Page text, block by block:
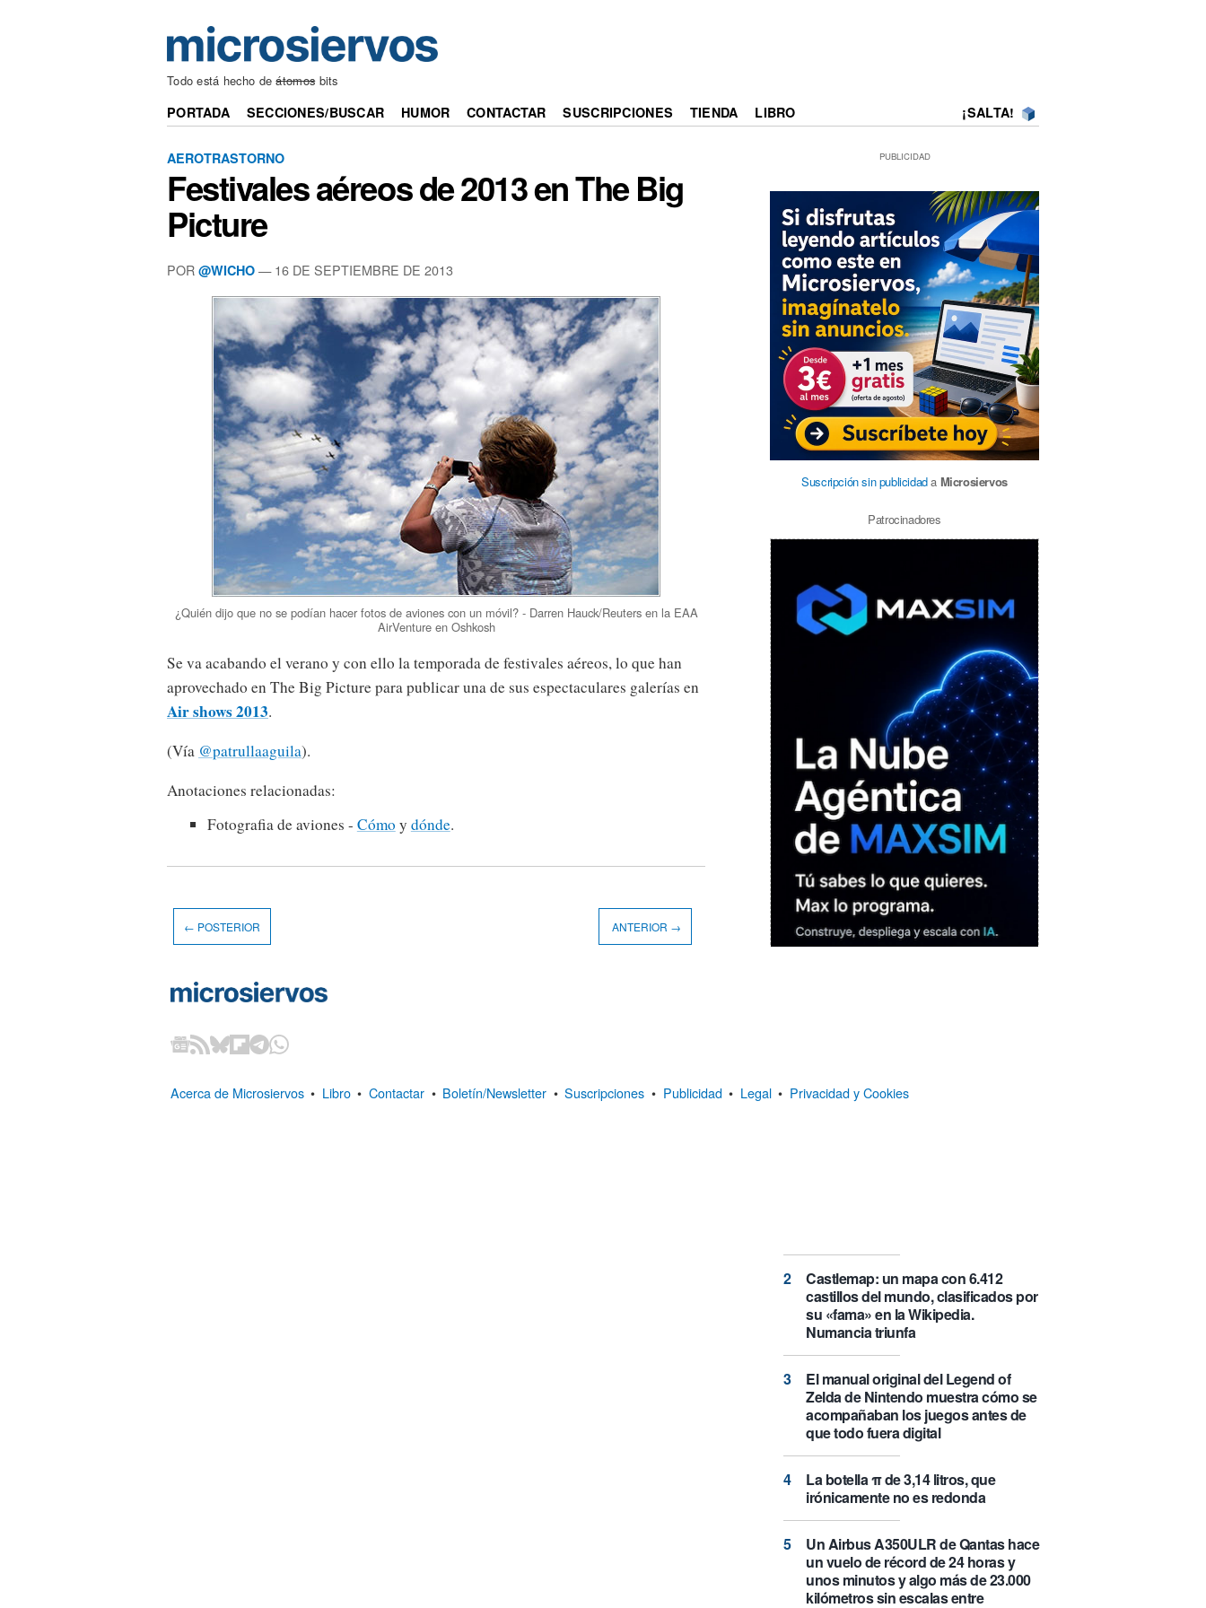
Todo está hecho deátomosbits
PORTADA SECCIONES/BUSCAR HUMOR CONTACTAR SUSCRIPCIONES TIENDA LIBRO ¡SALTA!
AEROTRASTORNO
Festivales aéreos de 2013 en The Big
Picture
POR @WICHO — 16 DE SEPTIEMBRE DE 2013
¿Quién dijo que no se podían hacer fotos de aviones con un móvil? - Darren Hauck/Reuters en la EAA
AirVenture en Oshkosh
Se va acabando el verano y con ello la temporada de festivales aéreos, lo que han
aprovechado en The Big Picture para publicar una de sus espectaculares galerías en
Air shows 2013.
(Vía @patrullaaguila).
Anotaciones relacionadas:
Fotografia de aviones - Cómo y dónde.
PUBLICIDAD
Suscripción sin publicidada Microsiervos
Patrocinadores
MAXSIM- La nube agéntica
Castlemap: un mapa con 6.412
castillos del mundo, clasificados por
su «fama» en la Wikipedia.
Numancia triunfa
El manual original del Legend of
Zelda de Nintendo muestra cómo se
acompañaban los juegos antes de
que todo fuera digital
La botella π de 3,14 litros, que
irónicamente no es redonda
Un Airbus A350ULR de Qantas hace
un vuelo de récord de 24 horas y
unos minutos y algo más de 23.000
kilómetros sin escalas entre
← POSTERIOR ANTERIOR →
Acerca de Microsiervos • Libro • Contactar • Boletín/Newsletter • Suscripciones • Publicidad • Legal • Privacidad y Cookies